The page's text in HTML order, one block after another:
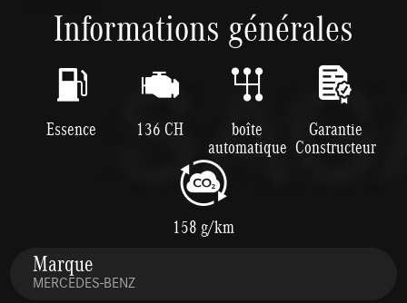
Informations générales
Essence 136 CH boîte
automatique
Garantie
Constructeur
158 g/km
Marque
MERCEDES-BENZ